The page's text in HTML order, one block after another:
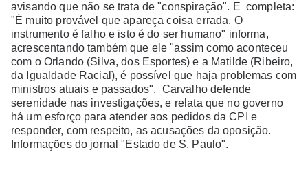
avisando que não se trata de "conspiração". E completa:
"É muito provável que apareça coisa errada. O
instrumento é falho e isto é do ser humano" informa,
acrescentando também que ele "assim como aconteceu
com o Orlando (Silva, dos Esportes) e a Matilde (Ribeiro,
da Igualdade Racial), é possível que haja problemas com
ministros atuais e passados". Carvalho defende
serenidade nas investigações, e relata que no governo
há um esforço para atender aos pedidos da CPI e
responder, com respeito, as acusações da oposição.
Informações do jornal "Estado de S. Paulo".